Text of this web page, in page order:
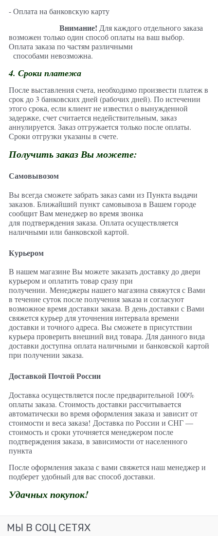
- Оплата на банковскую карту
Внимание! Для каждого отдельного заказа
возможен только один способ оплаты на ваш выбор.
Оплата заказа по частям различными
способами невозможна.
4. Сроки платежа
После выставления счета, необходимо произвести платеж в
срок до 3 банковских дней (рабочих дней). По истечении
этого срока, если клиент не известил о вынужденной
задержке, счет считается недействительным, заказ
аннулируется. Заказ отгружается только после оплаты.
Сроки отгрузки указаны в счете.
Получить заказ Вы можете:
Самовывозом
Вы всегда сможете забрать заказ сами из Пункта выдачи
заказов. Ближайший пункт самовывоза в Вашем городе
сообщит Вамменеджер во время звонка
для подтверждения заказа. Оплата осуществляется
наличными или банковской картой.
Курьером
В нашем магазине Вы можете заказать доставку до двери
курьером и оплатить товар сразу при
получении. Менеджеры нашего магазина свяжутся с Вами
в течение суток после получения заказа и согласуют
возможное время доставки заказа. В день доставки с Вами
свяжется курьер для уточнения интервала времени
доставки и точного адреса. Вы сможете в присутствии
курьера проверить внешний вид товара. Для данного вида
доставки доступна оплата наличными и банковской картой
при получении заказа.
Доставкой Почтой России
Доставка осуществляется после предварительной 100%
оплаты заказа. Стоимость доставки рассчитывается
автоматически во время оформления заказа и зависит от
стоимости и веса заказа! Доставка по России и СНГ —
стоимость и сроки уточняется менеджером после
подтверждения заказа, в зависимости от населенного
пункта
После оформления заказа с вами свяжется наш менеджер и
подберет удобный для вас способ доставки.
Удачных покупок!
МЫ В СОЦ СЕТЯХ